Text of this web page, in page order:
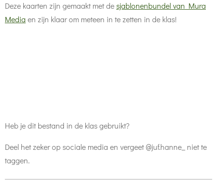
Deze kaarten zijn gemaakt met desjablonenbundel van Mura
Media en zijn klaar om meteen in te zetten in de klas!
Heb je dit bestand in de klas gebruikt?
Deel het zeker op sociale media en vergeet @juf.hanne_ niet te
taggen.